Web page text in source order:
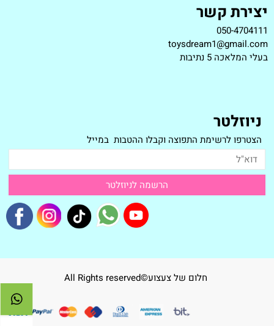
יצירת קשר
050-4704111
toysdream1@gmail.com
בעלי המלאכה 5 נתיבות
ניוזלטר
הצטרפו לרשימת התפוצה וקבלו ההטבות במייל
חלום של צעצוע©All Rights reserved